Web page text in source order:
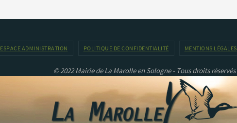
ESPACE ADMINISTRATION POLITIQUE DE CONFIDENTIALITÉ MENTIONS LÉGALES
© 2022 Mairie de La Marolle en Sologne - Tous droits réservés